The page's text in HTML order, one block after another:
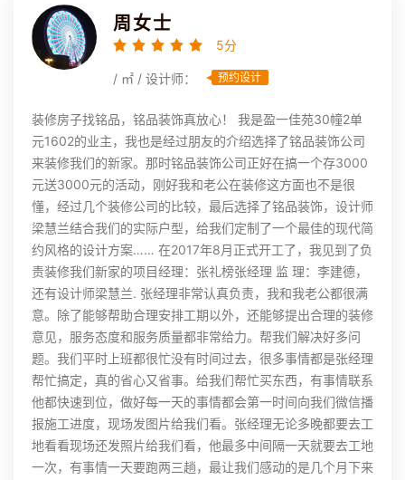
周女士
5分
/ ㎡ / 设计师： 预约设计
装修房子找铭品，铭品装饰真放心！ 我是盈一佳苑30幢2单
元1602的业主，我也是经过朋友的介绍选择了铭品装饰公司
来装修我们的新家。那时铭品装饰公司正好在搞一个存3000
元送3000元的活动，刚好我和老公在装修这方面也不是很
懂，经过几个装修公司的比较，最后选择了铭品装饰，设计师
梁慧兰结合我们的实际户型，给我们定制了一个最佳的现代简
约风格的设计方案…… 在2017年8月正式开工了，我见到了负
责装修我们新家的项目经理：张礼榜张经理 监 理：李建德，
还有设计师梁慧兰. 张经理非常认真负责，我和我老公都很满
意。除了能够帮助合理安排工期以外，还能够提出合理的装修
意见，服务态度和服务质量都非常给力。帮我们解决好多问
题。我们平时上班都很忙没有时间过去，很多事情都是张经理
帮忙搞定，真的省心又省事。给我们帮忙买东西，有事情联系
他都快速到位，做好每一天的事情都会第一时间向我们微信播
报施工进度，现场发图片给我们看。张经理无论多晚都要去工
地看看现场还发照片给我们看，他最多中间隔一天就要去工地
一次，有事情一天要跑两三趟，最让我们感动的是几个月下来